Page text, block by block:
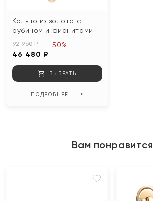
Кольцо из золота с
рубином и фианитами
92 960 ₽
46 480 ₽
-50%
ВЫБРАТЬ
ПОДРОБНЕЕ
Вам понравится